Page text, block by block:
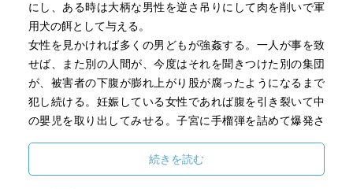
にし、ある時は大柄な男性を逆さ吊りにして肉を削いで軍
用犬の餌として与える。
女性を見かければ多くの男どもが強姦する。一人が事を致
せば、また別の人間が、今度はそれを聞きつけた別の集団
が、被害者の下腹が膨れ上がり股が腐ったようになるまで
犯し続ける。妊娠している女性であれば腹を引き裂いて中
の嬰児を取り出してみせる。子宮に手榴弾を詰めて爆発さ
こういった非道な行いは、あたかも当然な事であるかのよ
うに実施された。あまりの惨事に目を背けたくなる。信じ
続きを読む